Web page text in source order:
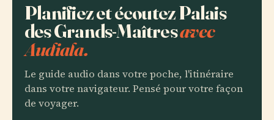
Planifiez et écoutez Palais
des Grands-Maîtresavec
Audiala.
Le guide audio dans votre poche, l'itinéraire
dans votre navigateur. Pensé pour votre façon
de voyager.